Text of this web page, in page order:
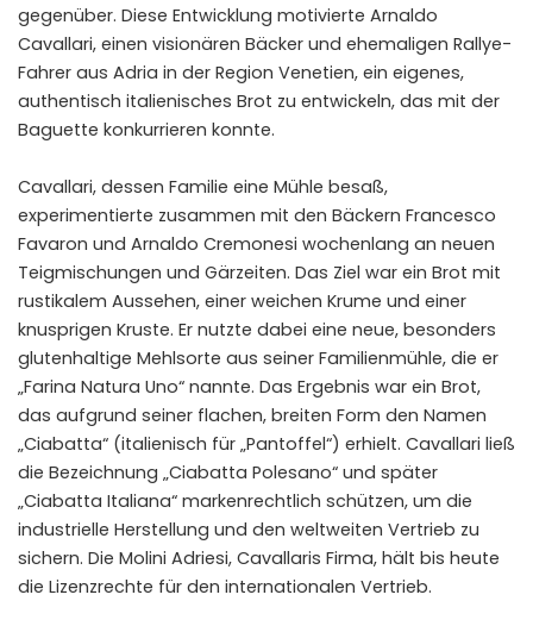
gegenüber. Diese Entwicklung motivierte Arnaldo
Cavallari, einen visionären Bäcker und ehemaligen Rallye-
Fahrer aus Adria in der Region Venetien, ein eigenes,
authentisch italienisches Brot zu entwickeln, das mit der
Baguette konkurrieren konnte.
Cavallari, dessen Familie eine Mühle besaß,
experimentierte zusammen mit den Bäckern Francesco
Favaron und Arnaldo Cremonesi wochenlang an neuen
Teigmischungen und Gärzeiten. Das Ziel war ein Brot mit
rustikalem Aussehen, einer weichen Krume und einer
knusprigen Kruste. Er nutzte dabei eine neue, besonders
glutenhaltige Mehlsorte aus seiner Familienmühle, die er
„Farina Natura Uno“ nannte. Das Ergebnis war ein Brot,
das aufgrund seiner flachen, breiten Form den Namen
„Ciabatta“ (italienisch für „Pantoffel“) erhielt. Cavallari ließ
die Bezeichnung „Ciabatta Polesano“ und später
„Ciabatta Italiana“ markenrechtlich schützen, um die
industrielle Herstellung und den weltweiten Vertrieb zu
sichern. Die Molini Adriesi, Cavallaris Firma, hält bis heute
die Lizenzrechte für den internationalen Vertrieb.